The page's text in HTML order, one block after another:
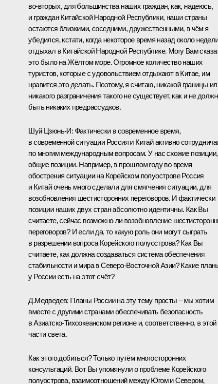
во‑вторых, для большинства наших граждан, как, надеюсь,
и граждан Китайской Народной Республики, наши страны
остаются близкими, соседними, дружественными, в чём я
убедился, кстати, когда некоторое время назад около
отдыхал в Китайской Народной Республике. Могу Вам
это было на Жёлтом море. Огромное количество наших
туристов, которые с удовольствием отдыхают в Китае, им
нравится это делать. Поэтому, я считаю, никакой границы
никакого разграничения такого не существует, как и не
быть никаких предрассудков.
Шуй Цзюнь-И: Фактически в современное время,
в современной ситуации Россия и Китай активно
по многим международным вопросам. У нас схожие позиции,
общие позиции. Например, в прошлом году во время
обострения ситуации на Корейском полуострове Россия
и Китай очень много сделали для смягчения ситуации, для
возобновления шестисторонних переговоров. И фактически
позиции наших двух стран абсолютно идентичны. Как Вы
считаете, сейчас возможно ли возобновление
переговоров? И если да, то какую роль они могут сыграть
в разрешении вопроса Корейского полуострова? Как Вы
считаете, как должна создаваться система обеспечения
стабильности и мира в Северо-Восточной Азии? Какие
у России есть на этот счёт?
Д.Медведев: Планы России на эту тему просты – мы хотим
вместе с другими странами обеспечивать безопасность
в Азиатско-Тихоокеанском регионе и, соответственно, в этой
части света.
Как этого добиться? Только путём многосторонних
консультаций. Вот Вы упомянули о проблеме Корейского
полуострова, взаимоотношений между Югом и Севером,